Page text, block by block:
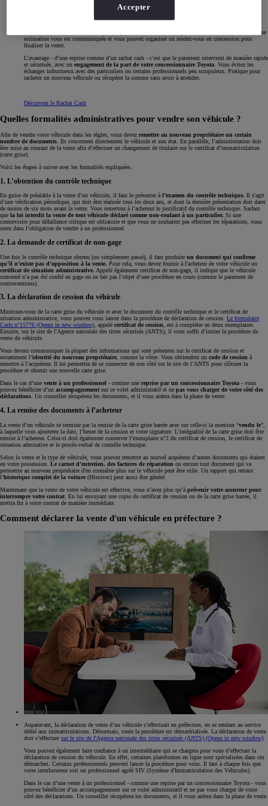
Vous ne souhaitez pas vendre votre véhicule pour en racheter un nouveau et/ou vous voulez vous-
même trouver une nouvelle voiture sans passer par une reprise ? Alors, vous pouvez opter pour
. Ensuite, une
estimation vous est communiquée et vous pouvez organiser un rendez-vous en concession pour
finaliser la vente.
L’avantage - d’une reprise comme d’un rachat cash - c’est que le paiement intervient de manière rapide
et sécurisée, avec un engagement de la part de votre concessionnaire Toyota . Vous évitez les
échanges infructueux avec des particuliers ou certains professionnels peu scrupuleux. Pratique pour
racheter un nouveau véhicule ou récupérer la somme sans avoir à attendre.
Découvrez le Rachat Cash
Quelles formalités administratives pour vendre son véhicule ?
Afin de vendre votre véhicule dans les règles, vous devez remettre au nouveau propriétaire un certain
nombre de documents . Ils concernent directement le véhicule et son état. En parallèle, l’administration doit
être mise au courant de la vente afin d’effectuer un changement de titulaire sur le certificat d’immatriculation
(carte grise).
Voici les étapes à suivre avec les formalités expliquées.
1. L’obtention du contrôle technique
En guise de préalable à la vente d’un véhicule, il faut le présenter à l’examen du contrôle technique. Il s'agit
d’une vérification périodique, qui doit être réalisée tous les deux ans, et dont la dernière présentation doit dater
de moins de six mois avant la vente. Vous remettrez à l’acheteur le justificatif du contrôle technique. Sachez
que la loi interdit la vente de tout véhicule déclaré comme non-roulant à un particulier. Si une
contrevisite pour défaillance critique est obliatoire et que vous ne souhaitez pas effectuer les réparations, vous
serez dans l’obligation de vendre à un professionnel.
2. La demande de certificat de non-gage
Une fois le contrôle technique obtenu (ou simplement passé), il faut produire un document qui confirme
qu’il n’existe pas d’opposition à la vente. Pour cela, vous devez fournir à l'acheteur de votre véhicule un
certificat de situation administrative. Appelé également certificat de non-gage, il indique que le véhicule
concerné n’a pas été confié en gage ou ne fait pas l’objet d’une procédure en cours (comme le paiement de
contraventions).
3. La déclaration de cession du véhicule
Munissez-vous de la carte grise du véhicule et avec le document du contrôle technique et le certificat de
situation administrative, vous pouvez vous lancer dans la procédure de déclaration de cession. Le formulaire
Cerfa n°15776 (Opens in new window) , appelé certificat de cession , est à compléter en deux exemplaires.
Ensuite, sur le site de l'Agence nationale des titres sécurisés (ANTS), il vous suffit d’initier la procédure de
vente du véhicule.
Vous devrez communiquer la plupart des informations qui sont présentes sur le certificat de cession et
notamment l’identité du nouveau propriétaire , comme la vôtre. Vous obtiendrez un code de cession à
remettre à l’acquéreur. Il lui permettra de se connecter de son côté sur le site de l’ANTS pour clôturer la
procédure et obtenir une nouvelle carte grise.
Dans le cas d’une vente à un professionnel - comme une reprise par un concessionnaire Toyota - vous
pouvez bénéficier d’un accompagnement sur ce volet administratif et ne pas vous charger de votre côté des
déclarations . Un conseiller récupérera les documents, et il vous aidera dans la phase de vente.
4. La remise des documents à l’acheteur
La vente d’un véhicule se termine par la remise de la carte grise barrée avec sur celle-ci la mention “vendu le”,
à laquelle vous ajouterez la date, l’heure de la cession et votre signature. L’intégralité de la carte grise doit être
remise à l’acheteur. Celui-ci doit également conserver l’exemplaire n°2 du certificat de cession, le certificat de
situation admirative et le procès-verbal de contrôle technique.
Selon la vente et le type de véhicule, vous pouvez remettre au nouvel acquéreur d’autres documents qui étaient
en votre possession. Le carnet d’entretien, des factures de réparation ou encore tout document qui va
permettre au nouveau propriétaire d'en connaître plus sur le véhicule peut être utile. Un rapport qui retrace
l’historique complet de la voiture (Histovec) peut aussi être généré.
Maintenant que la vente de votre véhicule est effective, vous n’avez plus qu’à prévenir votre assureur pour
interrompre votre contrat . En lui envoyant une copie du certificat de cession ou de la carte grise barrée, il
mettra fin à votre contrat de manière immédiate.
Comment déclarer la vente d'un véhicule en préfecture ?
Auparavant, la déclaration de vente d’un véhicule s’effectuait en préfecture, en se rendant au service
dédié aux immatriculations. Désormais, toute la procédure est dématérialisée. La déclaration de vente
doit s’effectuersur le site de l'Agence nationale des titres sécurisés (ANTS) (Opens in new window).
Vous pouvez également faire confiance à un intermédiaire qui se chargera pour vous d’effectuer la
déclaration de cession du véhicule. En effet, certaines plateformes en ligne sont spécialisées dans ces
démarches. Certains professionnels peuvent lancer la procédure pour vous. Il faut à chaque fois que
votre interlocuteur soit un professionnel agréé SIV (Système d'Immatriculation des Véhicules).
Dans le cas d’une vente à un professionnel - comme une reprise par un concessionnaire Toyota - vous
pouvez bénéficier d’un accompagnement sur ce volet administratif et ne pas vous charger de votre
côté des déclarations. Un conseiller récupérera les documents, et il vous aidera dans la phase de vente.
Accepter